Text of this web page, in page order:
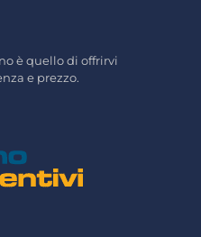
è quello di offrirvi
e prezzo.